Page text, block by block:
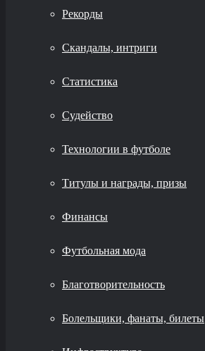
Рекорды
Скандалы, интриги
Статистика
Судейство
Технологии в футболе
Титулы и награды, призы
Финансы
Футбольная мода
Благотворительность
Болельщики, фанаты, билеты